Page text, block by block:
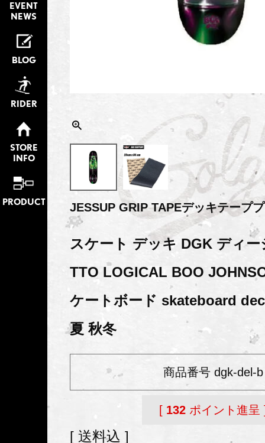
EVENT
NEWS
BLOG
RIDER
STORE
INFO
PRODUCT JESSUP GRIP TAPEデッキテープ
スケート デッキ DGK ディー
TTO LOGICAL BOO
ケートボード skateboard
夏 秋冬
商品番号 dgk-del-b
[ 132 ポイント進呈
送料込